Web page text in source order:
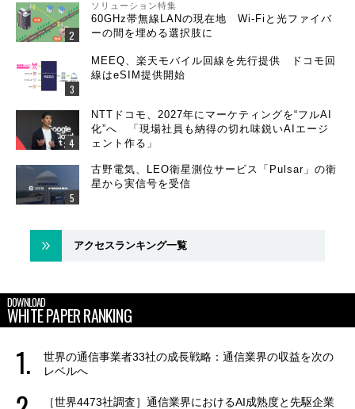
ソリューション特集
60GHz帯無線LANの現在地 Wi-Fiと光ファイバ
ーの間を埋める選択肢に
MEEQ、楽天モバイル回線を先行提供 ドコモ回
線はeSIM提供開始
NTTドコモ、2027年にマーケティングを“フルAI
化”へ 「現場社員も納得の切れ味鋭いAIエージ
ェント作る」
古野電気、LEO衛星測位サービス「Pulsar」の衛
星から実信号を受信
アクセスランキング一覧
DOWNLOAD
WHITE PAPER RANKING
世界の通信事業者33社の成長戦略：通信業界の収益を次の
レベルへ
［世界4473社調査］通信業界におけるAI成熟度と先駆企業